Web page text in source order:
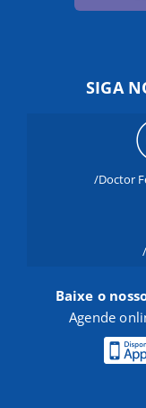
SIGA
/Doctor
Baixe o
Agende